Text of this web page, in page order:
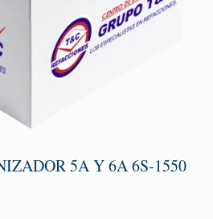
5A Y 6A 6S-1550